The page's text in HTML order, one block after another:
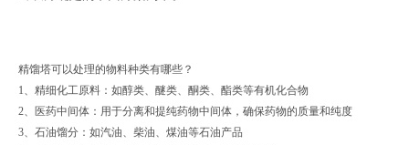
精馏塔可以处理的物料种类有哪些？
1、‌精细化工原料‌：如醇类、醚类、酮类、酯类等有机化合物‌
2、‌医药中间体‌：用于分离和提纯药物中间体，确保药物的质量和纯度‌
3、‌石油馏分‌：如汽油、柴油、煤油等石油产品‌